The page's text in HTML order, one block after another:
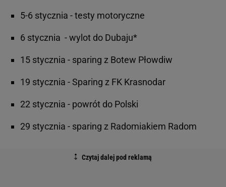
5-6 stycznia - testy motoryczne
6 stycznia - wylot do Dubaju*
15 stycznia - sparing z Botew Płowdiw
19 stycznia - Sparing z FK Krasnodar
22 stycznia - powrót do Polski
29 stycznia - sparing z Radomiakiem Radom